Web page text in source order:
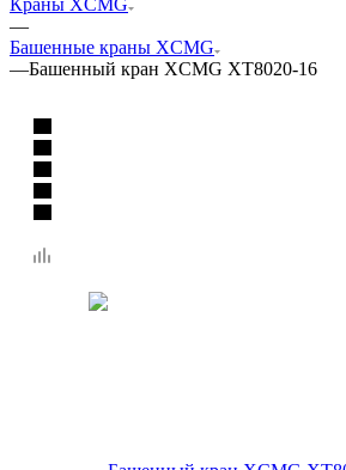
—
Башенные краны XCMG
—Башенный кран XCMG XT8020-16